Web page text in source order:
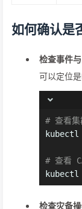
如何确认是
检查事件
可以定位
# 查看集
kubectl
# 查看
检查灾备